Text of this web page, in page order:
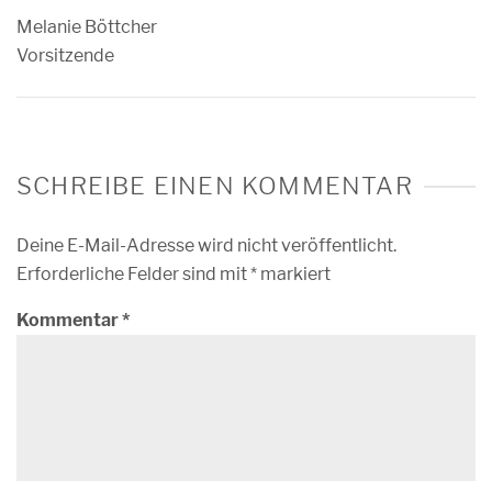
Melanie Böttcher
Vorsitzende
SCHREIBE EINEN KOMMENTAR
Deine E-Mail-Adresse wird nicht veröffentlicht.
Erforderliche Felder sind mit* markiert
Kommentar*